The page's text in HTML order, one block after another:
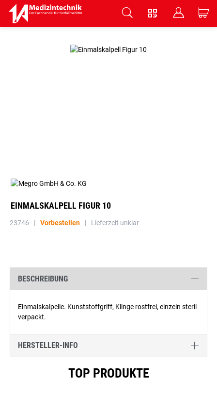
V B C
EINMALSKALPELL FIGUR 10
23746 | Vorbestellen | Lieferzeit unklar
BESCHREIBUNG
Einmalskalpelle. Kunststoffgriff, Klinge rostfrei, einzeln steril
verpackt.
HERSTELLER-INFO
TOP PRODUKTE